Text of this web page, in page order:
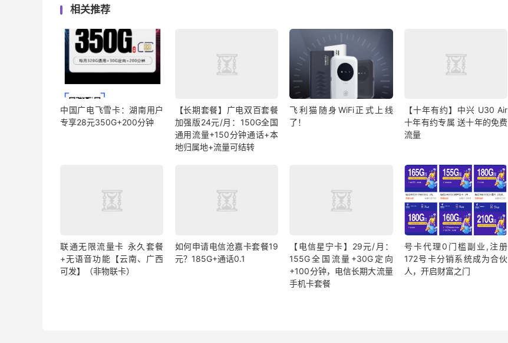
相关推荐
中国广电飞雪卡：湖南用户
专享28元350G+200分钟
【长期套餐】广电双百套餐
加强版24元/月：150G全国
通用流量+150分钟通话+本
地归属地+流量可结转
飞利猫随身WiFi正式上线
了！
【十年有约】中兴 U30 Air
十年有约专属 送十年的免费
流量
联通无限流量卡 永久套餐
+无语音功能【云南、广西
可发】（非物联卡）
如何申请电信沧嘉卡套餐19
元？185G+通话0.1
【电信星宁卡】29元/月：
155G全国流量+30G定向
+100分钟，电信长期大流量
手机卡套餐
号卡代理0门槛副业,注册
172号卡分销系统成为合伙
人，开启财富之门